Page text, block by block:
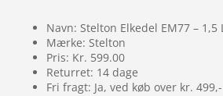
Navn: Stelton Elkedel EM77 – 1,5
Mærke: Stelton
Pris: Kr. 599.00
Returret: 14 dage
Fri fragt: Ja, ved køb over kr. 499,-